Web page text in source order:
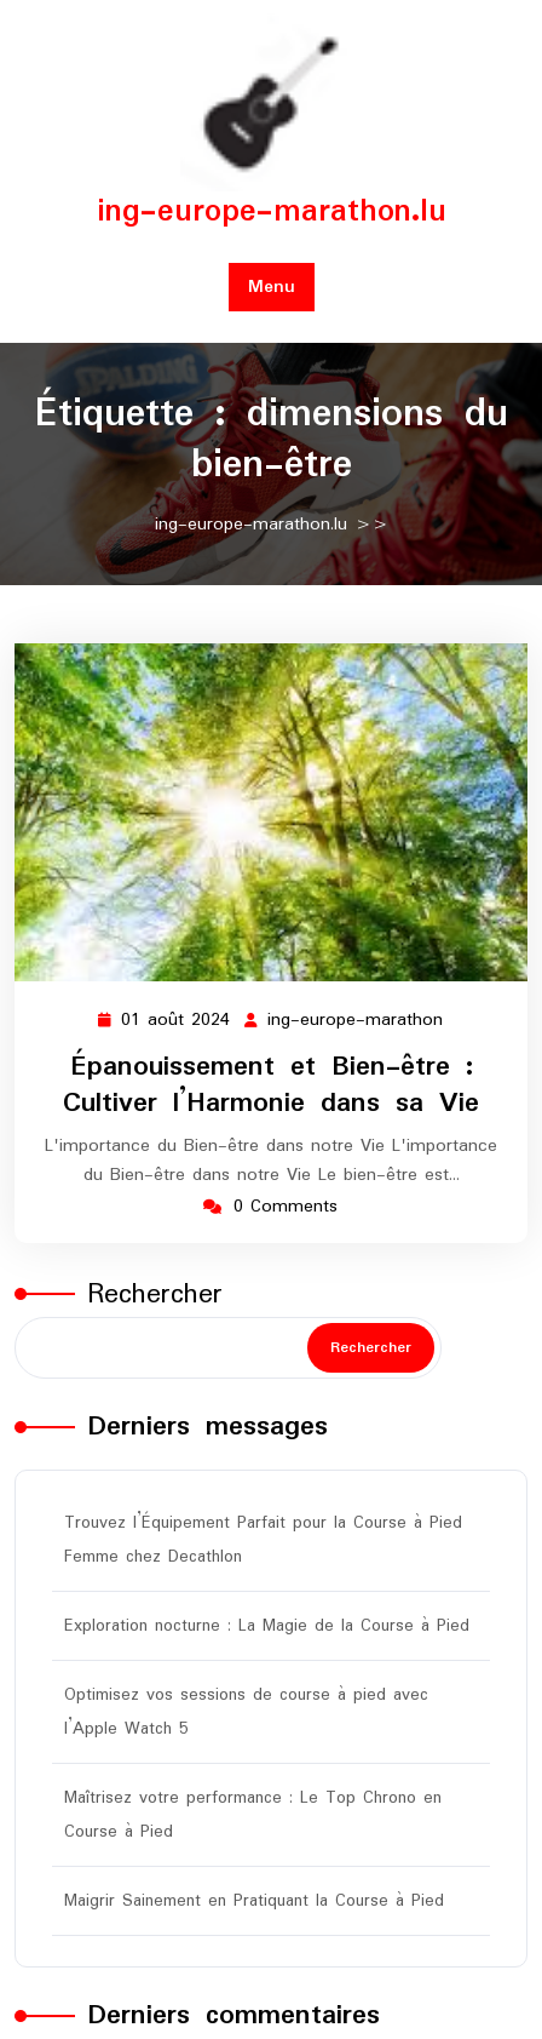
ing-europe-marathon.lu
Menu
Étiquette :dimensions du
bien-être
ing-europe-marathon.lu >>
01 août 2024 01
2024
ing-europe-marathon
marathon
Épanouissement et Bien-être :
Cultiver l’Harmonie dans sa Vie
L'importance du Bien-être dans notre Vie L'importance
du Bien-être dans notre Vie Le bien-être est…
0 Comments
Rechercher
Rechercher
Derniers messages
Trouvez l’Équipement Parfait pour la Course à Pied
Femme chez Decathlon
Exploration nocturne : La Magie de la Course à Pied
Optimisez vos sessions de course à pied avec
l’Apple Watch 5
Maîtrisez votre performance : Le Top Chrono en
Course à Pied
Maigrir Sainement en Pratiquant la Course à Pied
Derniers commentaires